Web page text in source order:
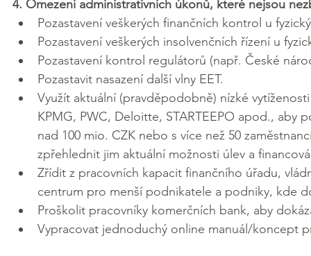
4. Omezení administrativních úkonů, které nejsou
Pozastavení veškerých finančních kontrol u
Pozastavení veškerých insolvenčních řízení u
Pozastavení kontrol regulátorů (např. České
Pozastavit nasazení další vlny EET.
Využít aktuální (pravděpodobně) nízké
KPMG, PWC, Deloitte, STARTEEPO apod.,
nad 100 mio. CZK nebo s více než 50
zpřehlednit jim aktuální možnosti úlev a
Zřídit z pracovních kapacit finančního úřadu,
centrum pro menší podnikatele a podniky, kde
Proškolit pracovníky komerčních bank, aby
Vypracovat jednoduchý online manuál/koncept